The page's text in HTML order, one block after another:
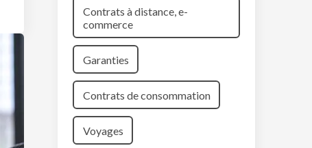
Contrats à distance, e-
commerce
Garanties
Contrats de consommation
Voyages